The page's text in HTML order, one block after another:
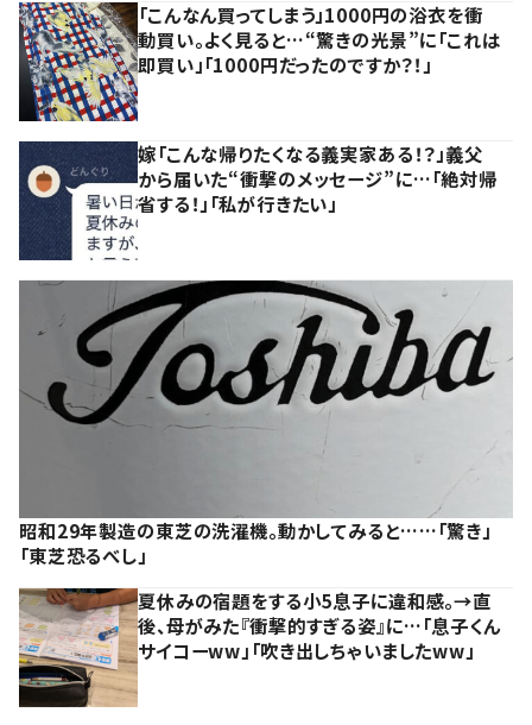
「こんなん買ってしまう」1000円の浴衣を衝
動買い。よく見ると…“驚きの光景”に「これは
即買い」「1000円だったのですか？！」
嫁「こんな帰りたくなる義実家ある！？」義父
から届いた“衝撃のメッセージ”に…「絶対帰
省する！」「私が行きたい」
昭和29年製造の東芝の洗濯機。動かしてみると……「驚き」
「東芝恐るべし」
夏休みの宿題をする小5息子に違和感。→直
後、母がみた『衝撃的すぎる姿』に…「息子くん
サイコーww」「吹き出しちゃいましたww」